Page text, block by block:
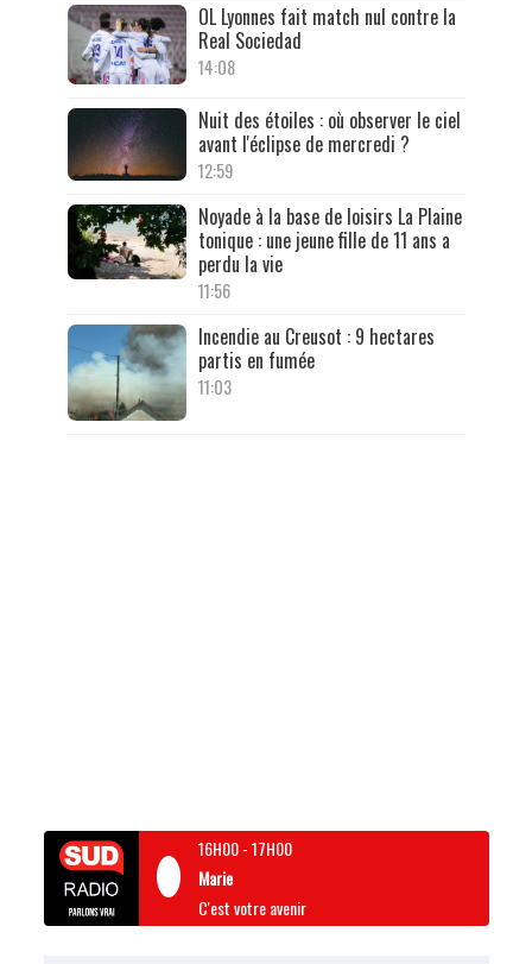
OL Lyonnes fait match nul contre la
Real Sociedad
14:08
Nuit des étoiles : où observer le ciel
avant l'éclipse de mercredi ?
12:59
Noyade à la base de loisirs La Plaine
tonique : une jeune fille de 11 ans a
perdu la vie
11:56
Incendie au Creusot : 9 hectares
partis en fumée
11:03
16H00-17H00
Marie
C'est votre avenir